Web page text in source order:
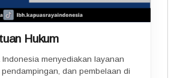
Hukum
Indonesia menyediakan layanan
dan pembelaan di